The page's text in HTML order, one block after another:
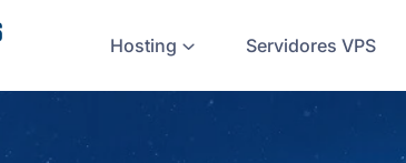
Hosting Servidores VPS